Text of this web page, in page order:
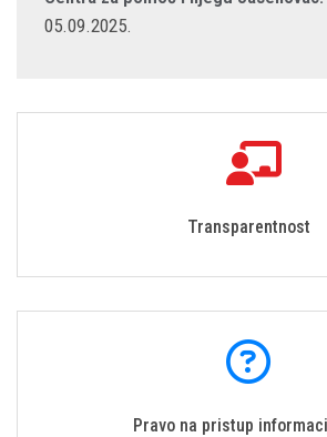
05.09.2025.
Transparentnost
Pravo na pristup